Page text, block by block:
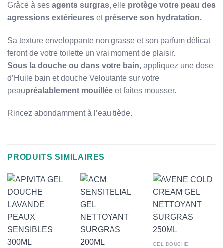
Grâce à ses agents surgras, elle protège votre peau des
agressions extérieures et préserve son hydratation.
Sa texture enveloppante non grasse et son parfum délicat
feront de votre toilette un vrai moment de plaisir.
Sous la douche ou dans votre bain, appliquez une dose
d’Huile bain et douche Veloutante sur votre
peaupréalablement mouillée et faites mousser.
Rincez abondamment à l’eau tiède.
PRODUITS SIMILAIRES
GEL DOUCHE